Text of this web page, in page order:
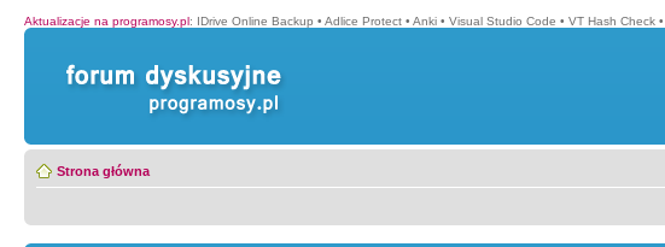
Aktualizacje na programosy.pl: IDrive Online Backup • Adlice Protect • Anki • Visual Studio Code • VT Hash Check •
Strona główna